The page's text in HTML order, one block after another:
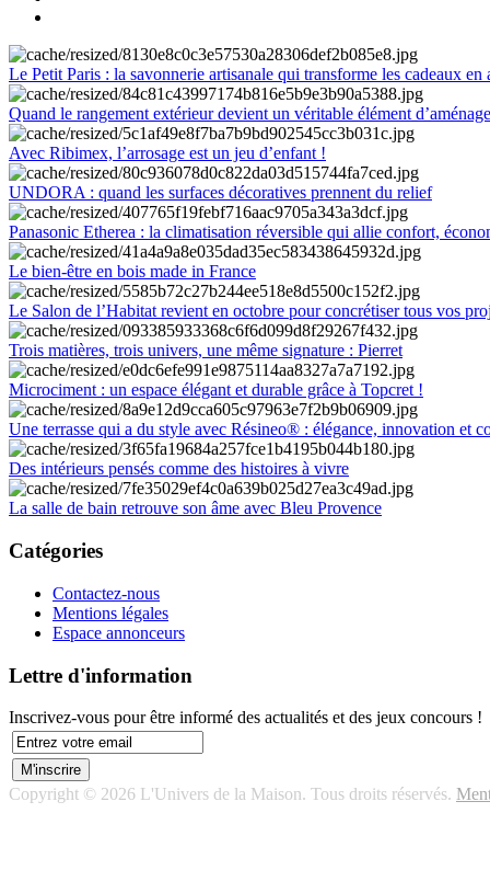
Le Petit Paris : la savonnerie artisanale qui transforme les cadeaux en
Quand le rangement extérieur devient un véritable élément
Avec Ribimex, l’arrosage est un jeu d’enfant !
UNDORA : quand les surfaces décoratives prennent du relief
Panasonic Etherea : la climatisation réversible qui allie confort,
Le bien-être en bois made in France
Le Salon de l’Habitat revient en octobre pour concrétiser tous vos
Trois matières, trois univers, une même signature : Pierret
Microciment : un espace élégant et durable grâce à Topcret !
Une terrasse qui a du style avec Résineo® : élégance, innovation et
Des intérieurs pensés comme des histoires à vivre
La salle de bain retrouve son âme avec Bleu Provence
Catégories
Contactez-nous
Mentions légales
Espace annonceurs
Lettre d'information
Inscrivez-vous pour être informé des actualités et des jeux concours !
Copyright © 2026 L'Univers de la Maison. Tous droits réservés.